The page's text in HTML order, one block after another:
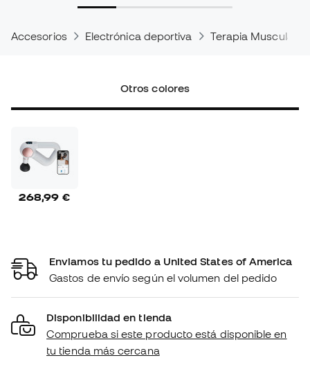
Accesorios Electrónica deportiva Terapia Muscular
Otros colores
268,99 €
Enviamos tu pedido a United States of America
Gastos de envío según el volumen del pedido
Disponibilidad en tienda
Comprueba si este producto está disponible en
tu tienda más cercana